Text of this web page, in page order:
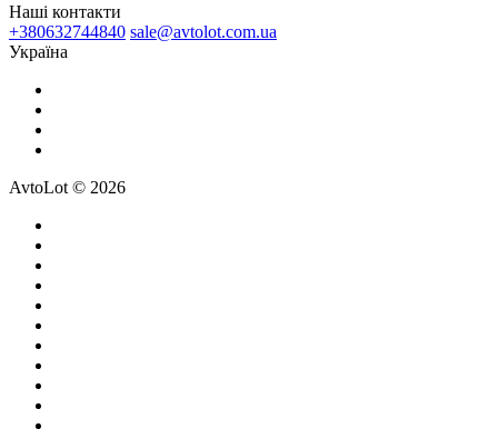
Наші контакти
+380632744840 sale@avtolot.com.ua
Українa
AvtoLot © 2026